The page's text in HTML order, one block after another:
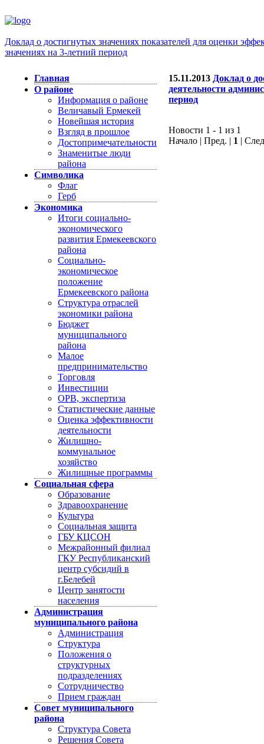
Доклад о достигнутых значениях показателей для оценки
значениях на 3-летний период
Главная
О районе
Информация о районе
Величавый Ермекей
Новейшая история
Взгляд в прошлое
Достопримечательности
Знаменитые люди
района
Символика
Флаг
Герб
Экономика
Итоги социально-
экономического
развития Ермекеевского
района
Социально-
экономическое
положение
Ермекеевского района
Структура отраслей
экономики района
Бюджет
муниципального
района
Малое
предпринимательство
Торговля
Инвестиции
ОРВ, экспертиза
Статистические данные
Оценка эффективности
деятельности
Жилищно-
коммунальное
хозяйство
Жилищные программы
Социальная сфера
Образование
Здравоохранение
Культура
Социальная защита
ГБУ КЦСОН
Межрайонный филиал
ГКУ Республиканский
центр субсидий в
г.Белебей
Центр занятости
населения
Администрация
муниципального района
Администрация
Структура
Положения о
структурных
подразделениях
Сотрудничество
Прием граждан
Совет муниципального
района
Структура Совета
Решения Совета
15.11.2013 Доклад о
деятельности
период
Новости 1 - 1 из 1
Начало | Пред. | 1 |